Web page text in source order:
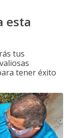
esta
tus
tener éxito